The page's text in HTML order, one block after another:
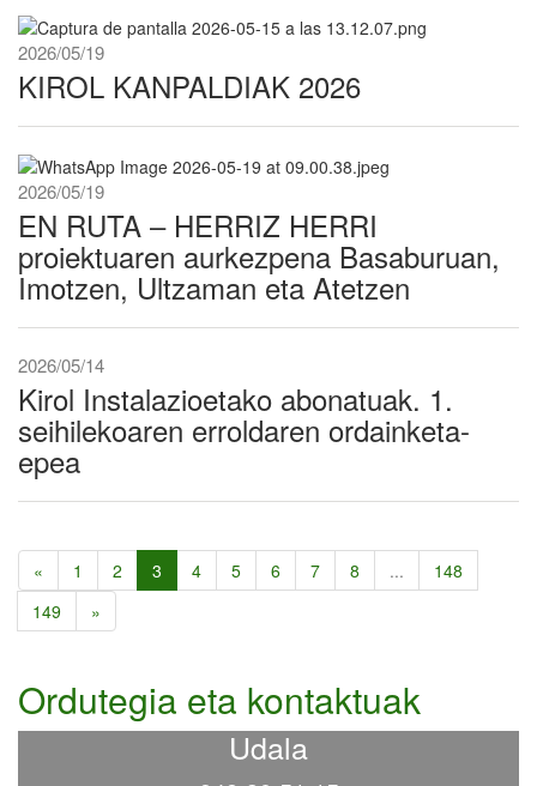
2026/05/19
KIROL KANPALDIAK 2026
2026/05/19
EN RUTA – HERRIZ HERRI
proiektuaren aurkezpena Basaburuan,
Imotzen, Ultzaman eta Atetzen
2026/05/14
Kirol Instalazioetako abonatuak. 1.
seihilekoaren erroldaren ordainketa-
epea
« 1 2 3 4 5 6 7 8 ...
148
149
»
Ordutegia eta kontaktuak
Udala